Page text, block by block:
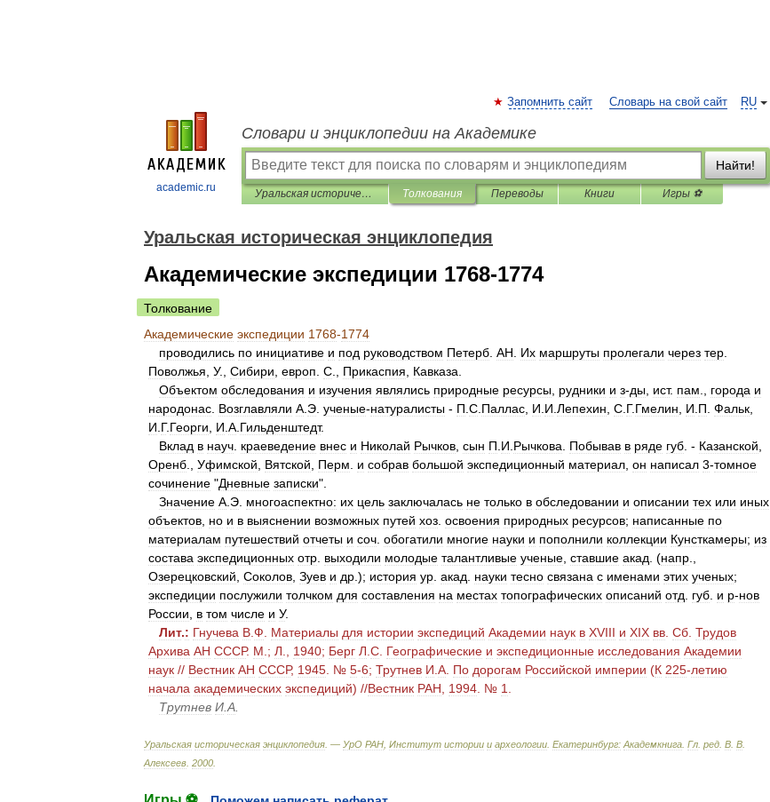
academic.ru
RU
Запомнить сайт Словарь на свой сайт
Словари и энциклопедии на Академике
Найти!
Уральская историческая энциклопедия Толкования Переводы Книги Игры ⚽
Уральская историческая энциклопедия
Академические экспедиции 1768-1774
Толкование
Академические экспедиции 1768-1774
проводились по инициативе и под руководством Петерб АН Их маршруты пролегали через тер
Поволжья У., Сибири европ С Прикаспия Кавказа
Объектом обследования и изучения являлись природные ресурсы рудники и з-ды ист. пам города и
народонас Возглавляли А Э ученые-натуралисты - П С Паллас И И Лепехин С Г.Гмелин И П Фальк
И Г.Георги И А Гильденштедт.
Вклад в науч краеведение внес и Николай Рычков сын П И Рычкова Побывав в ряде губ . - Казанской
Оренб
Уфимской Вятской Перм и собрав большой экспедиционный материал он написал 3-томное
сочинение "Дневные записки".
Значение А Э многоаспектно: их цель заключалась не только в обследовании и описании тех или иных
объектов но и в выяснении возможных путей хоз освоения природных ресурсов; написанные по
материалам путешествий отчеты и соч обогатили многие науки и пополнили коллекции Кунсткамеры; из
состава экспедиционных отр выходили молодые талантливые ученые ставшие акад . (напр
Озерецковский Соколов Зуев и др .); история ур акад науки тесно связана с именами этих ученых;
экспедиции послужили толчком для составления на местах топографических описаний отд губ и р-нов
России
в том числе и У.
Лит.: Гнучева В Ф Материалы для истории экспедиций Академии наук в XVIII и XIX вв Сб Трудов
Архива АН СССР. М .; Л 1940; Берг Л С Географические и экспедиционные исследования Академии
наук // Вестник АН СССР, 1945 . № 5-6; Трутнев И А По дорогам Российской империи (К 225-летию
начала академических экспедиций) //Вестник РАН 1994 . № 1
Трутнев И А
Уральская историческая энциклопедия . — УрО РАН Институт истории и археологии Екатеринбург: Академкнига Гл ред В В
Алексеев 2000